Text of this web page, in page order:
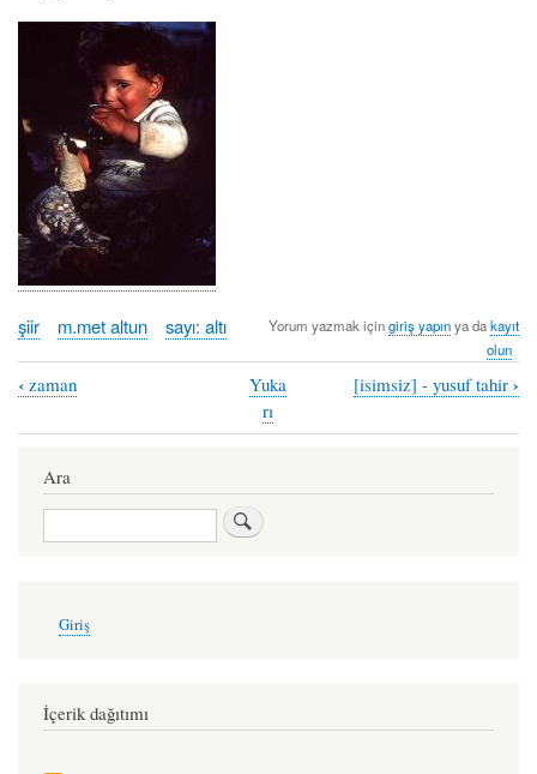
şiir m.met altun sayı: altı Yorum yazmak içingiriş yapınya dakayıt
olun
Book
traversal
links
for
kuğu
m.met
altun
‹ zaman
Yuka
rı
[isimsiz] - yusuf tahir ›
Ara
Ara
account
Giriş
İçerik dağıtımı